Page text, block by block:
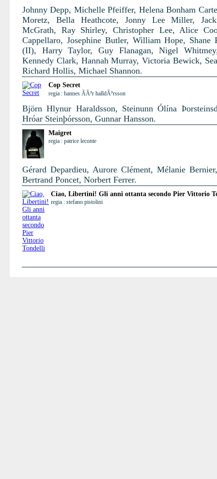
Johnny Depp, Michelle Pfeiffer, Helena Bonham
Moretz, Bella Heathcote, Jonny Lee Miller,
McGrath, Ray Shirley, Christopher Lee, Alice
Cappellaro, Josephine Butler, William Hope, Shane
(II), Harry Taylor, Guy Flanagan, Nigel
Kennedy Clark, Hannah Murray, Victoria Bewick,
Richard Hollis, Michael Shannon.
Cop Secret
regia : hannes ÃÃ³r halldÃ³rsson
Björn Hlynur Haraldsson, Steinunn Ólína
Hróar Steinþórsson, Gunnar Hansson.
Maigret
regia : patrice leconte
Gérard Depardieu, Aurore Clément, Mélanie
Bertrand Poncet, Norbert Ferrer.
Ciao, Libertini! Gli anni ottanta secondo Pier Vittorio
regia : stefano pistolini